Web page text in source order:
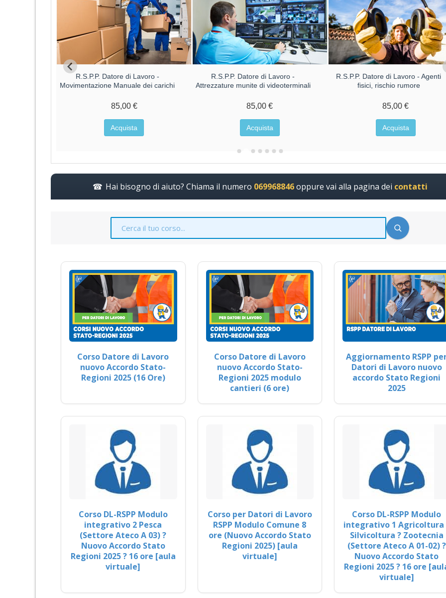
R.S.P.P. Datore di Lavoro -
Movimentazione Manuale dei carichi
85,00 €
Acquista
R.S.P.P. Datore di Lavoro -
Attrezzature munite di videoterminali
85,00 €
Acquista
R.S.P.P. Datore di Lavoro - Agenti
fisici, rischio rumore
85,00 €
Acquista
Hai bisogno di aiuto? Chiama il numero 069968846oppure vai alla pagina dei contatti
Corso Datore di Lavoro
nuovo Accordo Stato-
Regioni 2025 (16 Ore)
Corso Datore di Lavoro
nuovo Accordo Stato-
Regioni 2025 modulo
cantieri (6 ore)
Aggiornamento RSPP
Datori di Lavoro nuovo
accordo Stato Regioni
2025
Corso DL-RSPP Modulo
integrativo 2 Pesca
(Settore Ateco A 03) ?
Nuovo Accordo Stato
Regioni 2025 ? 16 ore [aula
virtuale]
Corso per Datori di Lavoro
RSPP Modulo Comune 8
ore (Nuovo Accordo Stato
Regioni 2025) [aula
virtuale]
Corso DL-RSPP Modulo
integrativo 1 Agricoltura
Silvicoltura ? Zootecnia
(Settore Ateco A 01-02) ?
Nuovo Accordo Stato
Regioni 2025 ? 16 ore
virtuale]